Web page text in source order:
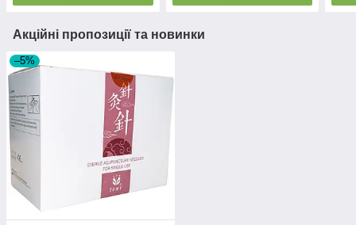
Акційні пропозиції та новинки
–5%